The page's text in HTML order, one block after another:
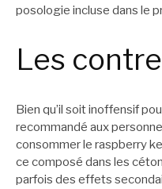
posologie incluse dans le
Les
Bien qu’il soit inoffensif
recommandé aux
consommer le raspberry
ce composé dans les
parfois des effets